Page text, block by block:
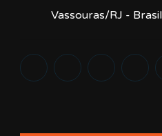
Vassouras/RJ - Brasil